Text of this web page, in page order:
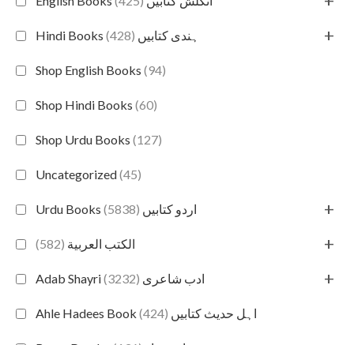
Hindi Books ہندی کتابیں (428) +
Shop English Books (94)
Shop Hindi Books (60)
Shop Urdu Books (127)
Uncategorized(45)
Urdu Books اردو کتابیں (5838) +
الكتب العربية (582) +
Adab Shayri ادب شاعری (3232) +
Ahle Hadees Book اہل حدیث کتابیں (424)